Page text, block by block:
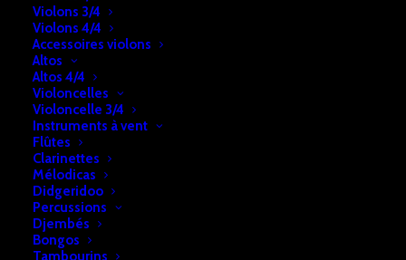
Violons 3/4
Violons 4/4
Accessoires violons
Altos
Altos 4/4
Violoncelles
Violoncelle 3/4
Instruments à vent
Flûtes
Clarinettes
Mélodicas
Didgeridoo
Percussions
Djembés
Bongos
Tambourins
Piano Yamaha U1 Silent (YM5S)
Etat: Occasion comme neuf – Garantie: 10 ans
(Une idée du prix neuf: 14.100 €)
Fabrication: Japon
Silent d’origine Yamaha
Finition: noir
Garantie: 10 ans
Dimensions: H: 121 x l: 151 cm Pf: 61 cm
Pédales: 3